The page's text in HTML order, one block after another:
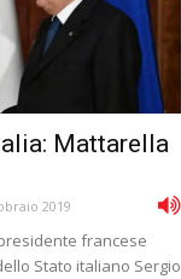
Mattarella
2019
francese
Stato italiano Sergio